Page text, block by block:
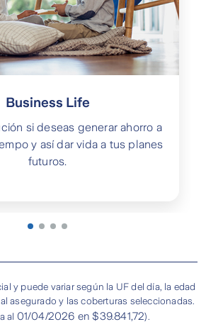
Business Life
si deseas generar ahorro a
y así dar vida a tus planes
futuros.
y puede variar según la UF del día, la edad
asegurado y las coberturas seleccionadas.
al 01/04/2026 en $39.841,72).